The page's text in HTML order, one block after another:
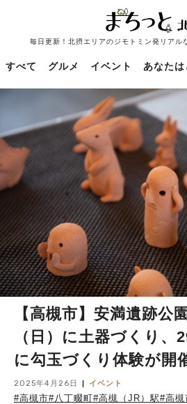
毎日更新！北摂エリアのジモトミン発リアル
すべて グルメ イベント あなたは
【高槻市】安満遺跡公
（日）に土器づくり、
に勾玉づくり体験が開
2025年4月26日 イベント
#高槻市#八丁畷町#高槻（JR）駅#高槻